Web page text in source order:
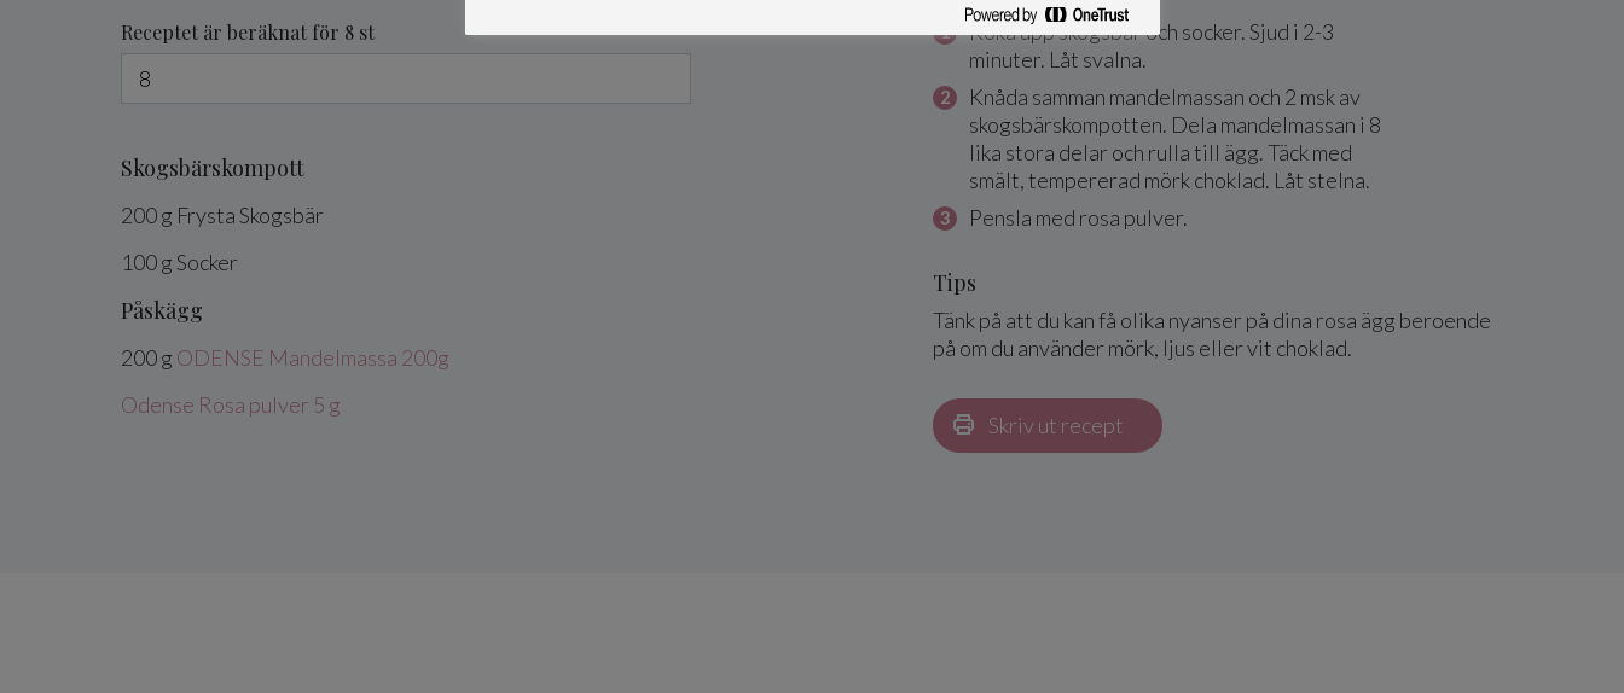
Receptet är beräknat för 8 st
Skogsbärskompott
200g FrystaSkogsbär
100gSocker
Påskägg
200g ODENSE Mandelmassa 200g
Odense Rosa pulver 5 g
Koka upp skogsbär och socker. Sjud i 2-3
minuter. Låt svalna.
Knåda samman mandelmassan och 2 msk av
skogsbärskompotten. Dela mandelmassan i 8
lika stora delar och rulla till ägg. Täck med
smält, tempererad mörk choklad. Låt stelna.
Pensla med rosa pulver.
Tips
Tänk på att du kan få olika nyanser på dina rosa ägg beroende
på om du använder mörk, ljus eller vit choklad.
Skriv ut recept